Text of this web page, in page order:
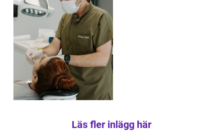
Läs fler inlägg här